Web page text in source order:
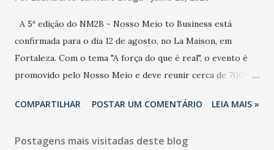
A 5ª edição do NM2B - Nosso Meio to Business está
confirmada para o dia 12 de agosto, no La Maison, em
Fortaleza. Com o tema "A força do que é real", o evento é
promovido pelo Nosso Meio e deve reunir cerca de 700
e lideranças do Mercado Nacional. Desde 2022, o NM2B
de negócios do Nordeste, reunindo profissionais de marcas
COMPARTILHAR POSTAR UM COMENTÁRIO LEIA MAIS »
Postagens mais visitadas deste blog